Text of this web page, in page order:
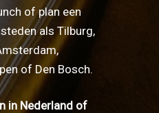
of plan een
als Tilburg,
of Den Bosch.
in Nederland of